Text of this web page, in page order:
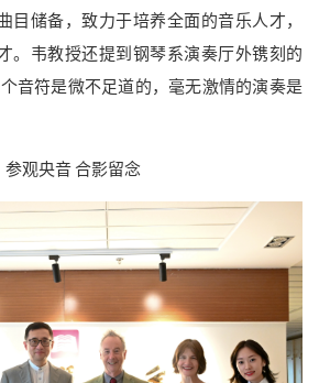
目储备，致力于培养全面的音乐人才，
。韦教授还提到钢琴系演奏厅外镌刻的
音符是微不足道的，毫无激情的演奏是
参观央音 合影留念